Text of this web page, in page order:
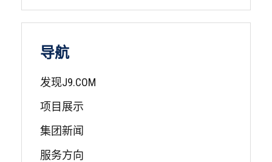
导航
发现J9.COM
项目展示
集团新闻
服务方向